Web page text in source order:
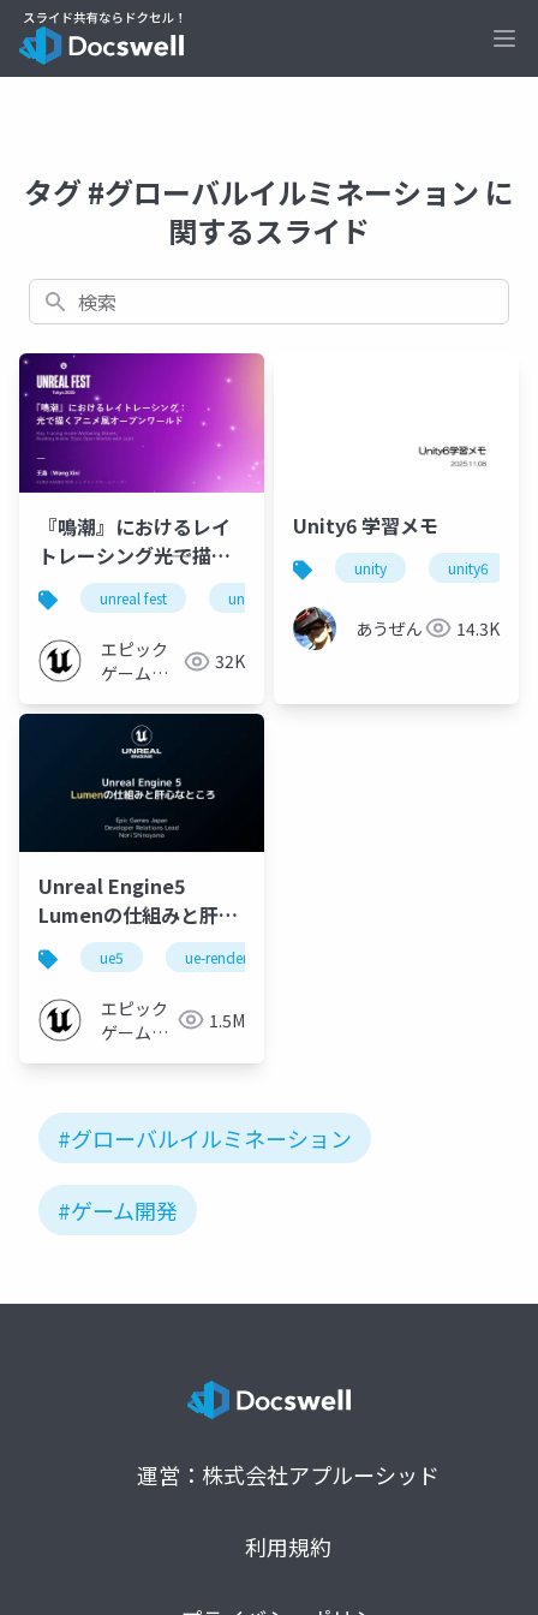
タグ #グローバルイルミネーション に
関するスライド
検索
『鳴潮』におけるレイ
トレーシング――光で描く
アニメ風オープンワー
ルド | Unreal Fest
Tokyo 2025
unreal fest unreal fest tokyo 2025
エピック
ゲームズ
32K
Unity6 学習メモ
unity unity6
あうぜん 14.3K
Unreal Engine5
Lumenの仕組みと肝心
なところ
ue5 ue-rendering
エピック
ゲームズ
1.5M
#グローバルイルミネーション
#ゲーム開発
運営：株式会社アプルーシッド
利用規約